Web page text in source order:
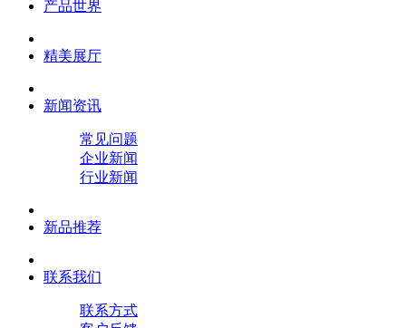
产品世界
精美展厅
新闻资讯
常见问题
企业新闻
行业新闻
新品推荐
联系我们
联系方式